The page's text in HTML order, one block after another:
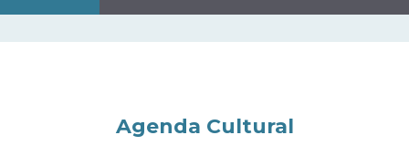
Agenda Cultural